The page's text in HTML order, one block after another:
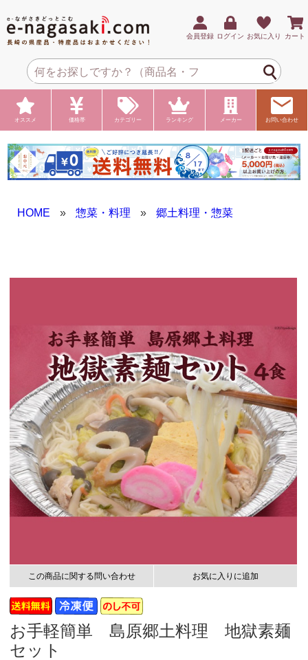
会員登録 ログイン お気に入り カート
オススメ 価格帯 カテゴリー ランキング メーカー お問い合わせ
HOME » 惣菜・料理 » 郷土料理・惣菜
この商品に関する問い合わせ お気に入りに追加
お手軽簡単 島原郷土料理 地獄素麺
セット